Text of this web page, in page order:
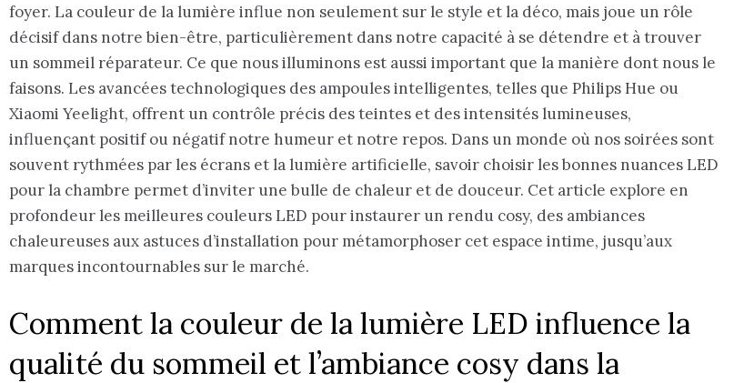
foyer. La couleur de la lumière influe non seulement sur le style et la déco, mais joue un rôle
décisif dans notre bien-être, particulièrement dans notre capacité à se détendre et à trouver
un sommeil réparateur. Ce que nous illuminons est aussi important que la manière dont nous le
faisons. Les avancées technologiques des ampoules intelligentes, telles que Philips Hue ou
Xiaomi Yeelight, offrent un contrôle précis des teintes et des intensités lumineuses,
influençant positif ou négatif notre humeur et notre repos. Dans un monde où nos soirées sont
souvent rythmées par les écrans et la lumière artificielle, savoir choisir les bonnes nuances LED
pour la chambre permet d’inviter une bulle de chaleur et de douceur. Cet article explore en
profondeur les meilleures couleurs LED pour instaurer un rendu cosy, des ambiances
chaleureuses aux astuces d’installation pour métamorphoser cet espace intime, jusqu’aux
marques incontournables sur le marché.
Comment la couleur de la lumière LED influence la
qualité du sommeil et l’ambiance cosy dans la